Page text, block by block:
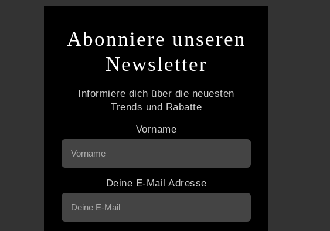
Abonniere unseren
Newsletter
Informiere dich über die neuesten
Trends und Rabatte
Vorname
Deine E-Mail Adresse